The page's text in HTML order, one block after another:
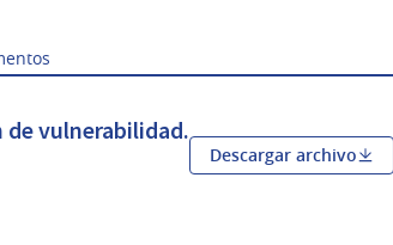
vulnerabilidad.
Descargar archivo